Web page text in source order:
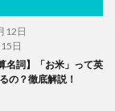
12日
日
名詞】「お米」って英
の？徹底解説！